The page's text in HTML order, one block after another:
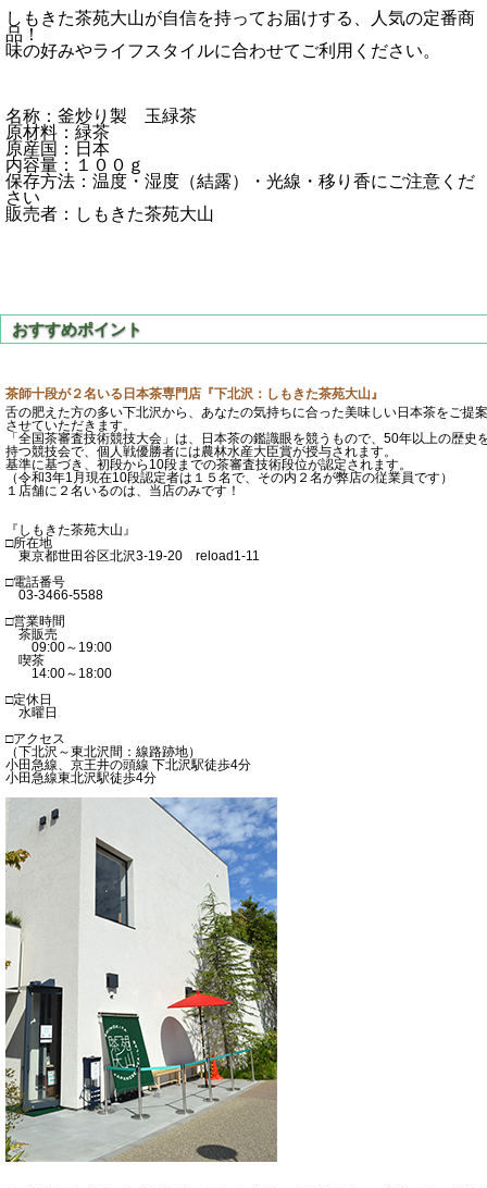
しもきた茶苑大山が自信を持ってお届けする、人気の定番商
品！
味の好みやライフスタイルに合わせてご利用ください。
名称：釜炒り製 玉緑茶
原材料：緑茶
原産国：日本
内容量：１００ｇ
保存方法：温度・湿度（結露）・光線・移り香にご注意くだ
さい
販売者：しもきた茶苑大山
茶師十段が２名いる日本茶専門店『下北沢：しもきた茶苑大山』
舌の肥えた方の多い下北沢から、あなたの気持ちに合った美味しい日本茶をご提案
させていただきます。
「全国茶審査技術競技大会」は、日本茶の鑑識眼を競うもので、50年以上の歴史
持つ競技会で、個人戦優勝者には農林水産大臣賞が授与されます。
基準に基づき、初段から10段までの茶審査技術段位が認定されます。
（令和3年1月現在10段認定者は１５名で、その内２名が弊店の従業員です）
１店舗に２名いるのは、当店のみです！
『しもきた茶苑大山』
□所在地
東京都世田谷区北沢3-19-20 reload1-11
□電話番号
03-3466-5588
□営業時間
茶販売
09:00～19:00
喫茶
14:00～18:00
□定休日
水曜日
□アクセス
（下北沢～東北沢間：線路跡地）
小田急線、京王井の頭線 下北沢駅徒歩4分
小田急線東北沢駅徒歩4分